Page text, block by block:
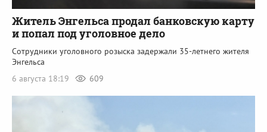
Житель Энгельса продал банковскую карту
и попал под уголовное дело
Сотрудники уголовного розыска задержали 35-летнего жителя
Энгельса
6 августа 18:19
609